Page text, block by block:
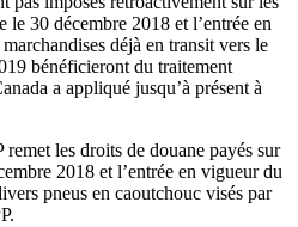
30 décembre 2018 et l’entrée en
déjà en transit vers le
bénéficieront du traitement
a appliqué jusqu’à présent à
les droits de douane payés sur
2018 et l’entrée en vigueur du
pneus en caoutchouc visés par